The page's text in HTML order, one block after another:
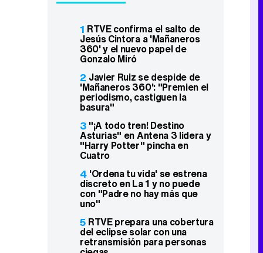
1 RTVE confirma el salto de
Jesús Cintora a 'Mañaneros
360' y el nuevo papel de
Gonzalo Miró
2 Javier Ruiz se despide de
'Mañaneros 360': "Premien el
periodismo, castiguen la
basura"
3 "¡A todo tren! Destino
Asturias" en Antena 3 lidera y
"Harry Potter" pincha en
Cuatro
4 'Ordena tu vida' se estrena
discreto en La 1 y no puede
con "Padre no hay más que
uno"
5 RTVE prepara una cobertura
del eclipse solar con una
retransmisión para personas